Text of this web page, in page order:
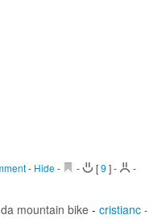
- Hide - - [9 ]-
-
mountain bike- cristianc -